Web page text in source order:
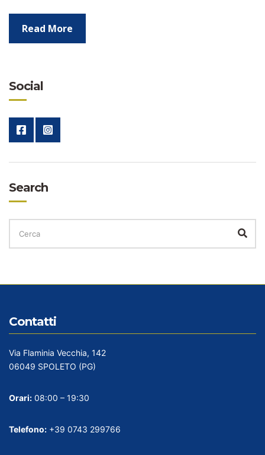
Read More
Social
Search
CERCA
PER:
Contatti
Via Flaminia Vecchia, 142
06049 SPOLETO (PG)
Orari: 08:00 – 19:30
Telefono: +39 0743 299766